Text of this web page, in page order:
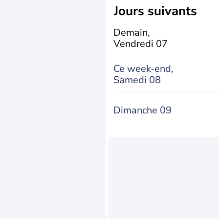
jours suivants
Demain,
Vendredi 07
Ce week-end,
Samedi 08
Dimanche 09